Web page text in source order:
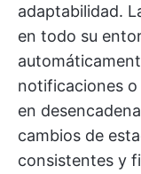
adaptabilidad.
en todo su
notificaciones o
en
cambios de
consistentes y